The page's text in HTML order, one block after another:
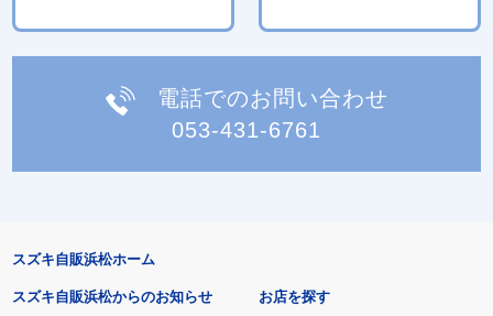
電話でのお問い合わせ
053-431-6761
スズキ自販浜松ホーム
スズキ自販浜松からのお知らせ お店を探す